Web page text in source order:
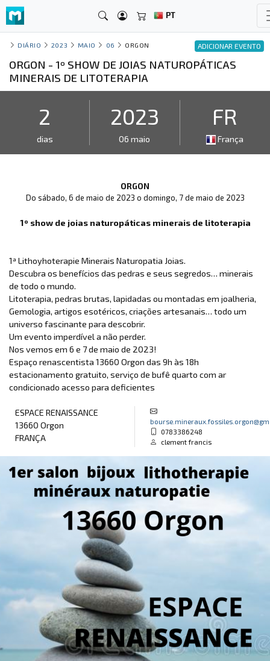
PT
ADICIONAR EVENTO
DIÁRIO 2023 MAIO 06 ORGON
ORGON - 1º SHOW DE JOIAS NATUROPÁTICAS
MINERAIS DE LITOTERAPIA
2
dias
2023
06 maio
FR
França
ORGON
Do sábado, 6 de maio de 2023 o domingo, 7 de maio de 2023
1º show de joias naturopáticas minerais de litoterapia
1ª Lithoyhoterapie Minerais Naturopatia Joias.
Descubra os benefícios das pedras e seus segredos… minerais
de todo o mundo.
Litoterapia, pedras brutas, lapidadas ou montadas em joalheria,
Gemologia, artigos esotéricos, criações artesanais… todo um
universo fascinante para descobrir.
Um evento imperdível a não perder.
Nos vemos em 6 e 7 de maio de 2023!
Espaço renascentista 13660 Orgon das 9h às 18h
estacionamento gratuito, serviço de bufê quarto com ar
condicionado acesso para deficientes
ESPACE RENAISSANCE
13660 Orgon
FRANÇA
0783386248
clement francis